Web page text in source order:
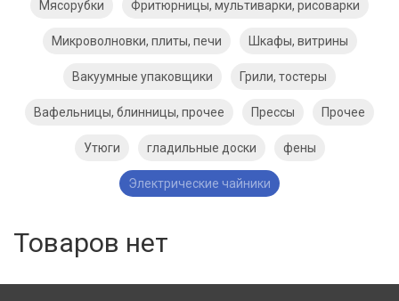
Мясорубки Фритюрницы, мультиварки, рисоварки
Микроволновки, плиты, печи Шкафы, витрины
Вакуумные упаковщики Грили, тостеры
Вафельницы, блинницы, прочее Прессы Прочее
Утюги гладильные доски фены
Электрические чайники
Товаров нет